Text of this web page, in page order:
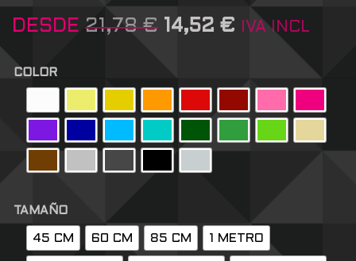
DESDE 21,78€ 14,52 € IVA INCL
COLOR
TAMAÑO
45 CM 60 CM 85 CM 1 METRO